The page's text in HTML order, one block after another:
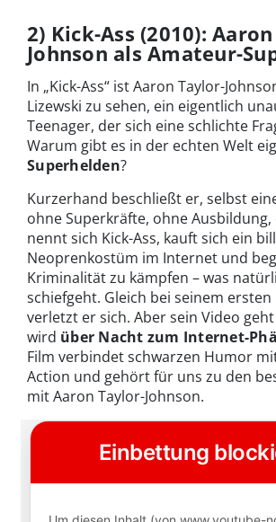
2) Kick-Ass (2010):
Johnson als Amateur-
In „Kick-Ass“ ist Aaron Taylor-
Lizewski zu sehen, ein eigentlich
Teenager, der sich eine schlichte
Warum gibt es in der echten Welt
Superhelden?
Kurzerhand beschließt er, selbst
ohne Superkräfte, ohne Ausbildung,
nennt sich Kick-Ass, kauft sich ein
Neoprenkostüm im Internet und
Kriminalität zu kämpfen – was
schiefgeht. Gleich bei seinem ersten
verletzt er sich. Aber sein Video
wird über Nacht zum Internet-
Film verbindet schwarzen Humor
Action und gehört für uns zu den
mit Aaron Taylor-Johnson.